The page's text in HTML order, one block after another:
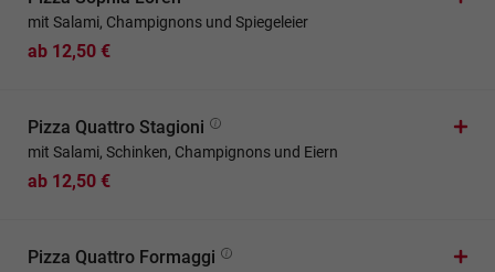
mit Salami, Champignons und Spiegeleier
ab 12,50 €
Pizza Quattro Stagioni
mit Salami, Schinken, Champignons und Eiern
ab 12,50 €
Pizza Quattro Formaggi